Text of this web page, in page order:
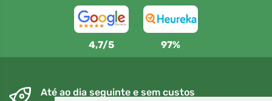
4,7/5 97%
Até ao dia seguinte e sem custos